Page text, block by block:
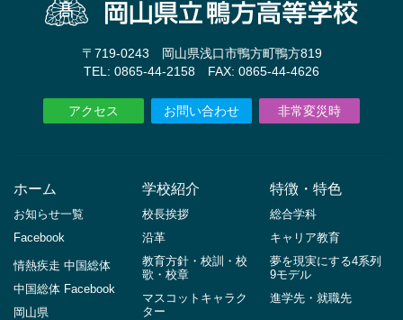
〒719-0243 岡山県浅口市鴨方町鴨方819
TEL: 0865-44-2158 FAX: 0865-44-4626
アクセス お問い合わせ 非常変災時
ホーム
お知らせ一覧
Facebook
情熱疾走 中国総体
中国総体 Facebook
岡山県
学校紹介
校長挨拶
沿革
教育方針・校訓・校
歌・校章
マスコットキャラク
ター
特徴・特色
総合学科
キャリア教育
夢を現実にする4系列
9モデル
進学先・就職先